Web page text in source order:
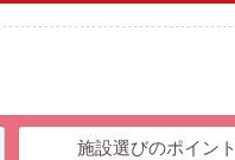
施設選びのポイント